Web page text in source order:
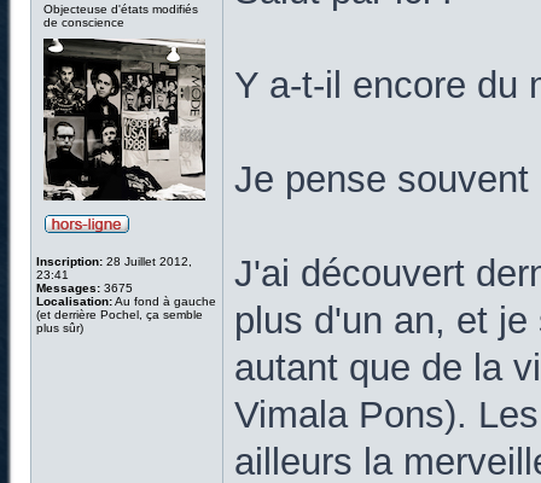
Objecteuse d'états modifiés
de conscience
Inscription: 28 Juillet 2012,
23:41
Messages: 3675
Localisation:Au fond à gauche
(et derrière Pochel, ça semble
plus sûr)
Y a-t-il encore du
Je pense
J'ai découvert
plus d'un an, et
autant que de la
Vimala Pons).
ailleurs la